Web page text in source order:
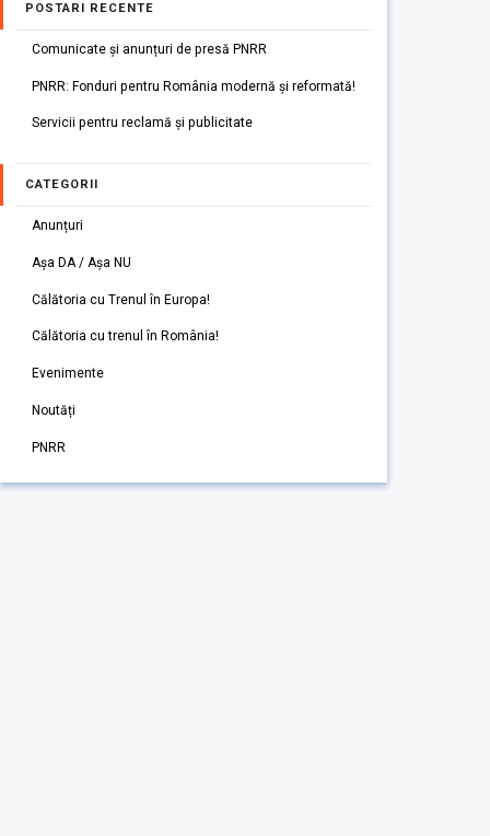
POSTARI RECENTE
Comunicate și anunțuri de presă PNRR
PNRR: Fonduri pentru România modernă și reformată!
Servicii pentru reclamă și publicitate
CATEGORII
Anunțuri
Așa DA / Așa NU
Călătoria cu Trenul în Europa!
Călătoria cu trenul în România!
Evenimente
Noutăți
PNRR